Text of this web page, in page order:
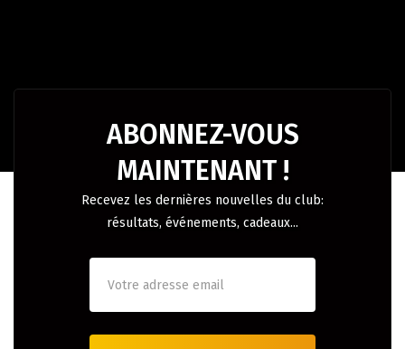
ABONNEZ-VOUS
MAINTENANT !
Recevez les dernières nouvelles du club:
résultats, événements, cadeaux...